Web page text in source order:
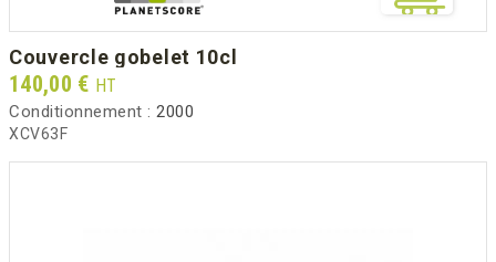
couvercle gobelet 10cl
Prix
140,00 € HT
Conditionnement : 2000
XCV63F